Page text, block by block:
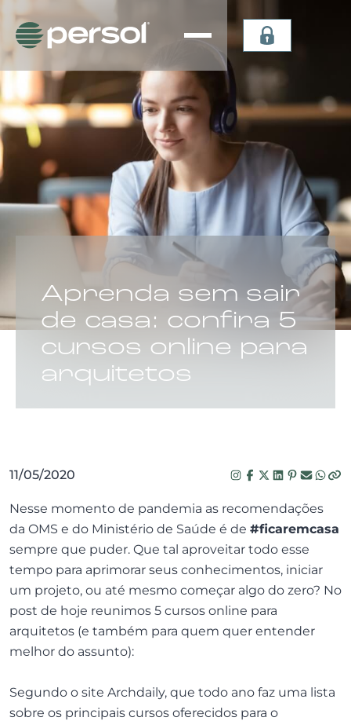
Persiana
Vertical
Sheer
Persiana
Vertical
Persiana
Lummia
Plissada
Celular
Celular de
Teto
Verticel
Light
Aprenda sem sair
de casa: confira 5
cursos online para
arquitetos
11/05/2020
Nesse momento de pandemia as recomendações
da OMS e do Ministério de Saúde é de #ficaremcasa
sempre que puder. Que tal aproveitar todo esse
tempo para aprimorar seus conhecimentos, iniciar
um projeto, ou até mesmo começar algo do zero? No
post de hoje reunimos 5 cursos online para
arquitetos (e também para quem quer entender
melhor do assunto):
Segundo o site Archdaily, que todo ano faz uma lista
sobre os principais cursos oferecidos para o